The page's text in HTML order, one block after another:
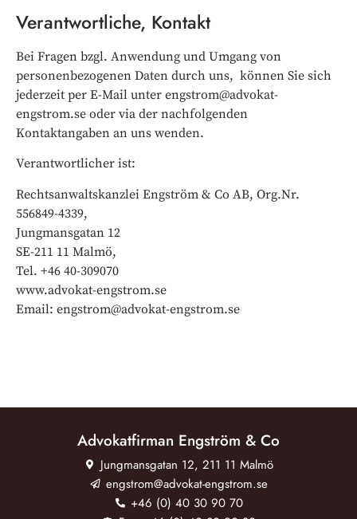
Verantwortliche, Kontakt
Bei Fragen bzgl. Anwendung und Umgang von
personenbezogenen Daten durch uns, können Sie sich
jederzeit per E-Mail unter engstrom@advokat-
engstrom.se oder via der nachfolgenden
Kontaktangaben an uns wenden.
Verantwortlicher ist:
Rechtsanwaltskanzlei Engström & Co AB, Org.Nr.
556849-4339,
Jungmansgatan 12
SE-211 11 Malmö,
Tel. +46 40-309070
www.advokat-engstrom.se
Email: engstrom@advokat-engstrom.se
Advokatfirman Engström & Co
Jungmansgatan 12, 211 11 Malmö
engstrom@advokat-engstrom.se
+46 (0) 40 30 90 70